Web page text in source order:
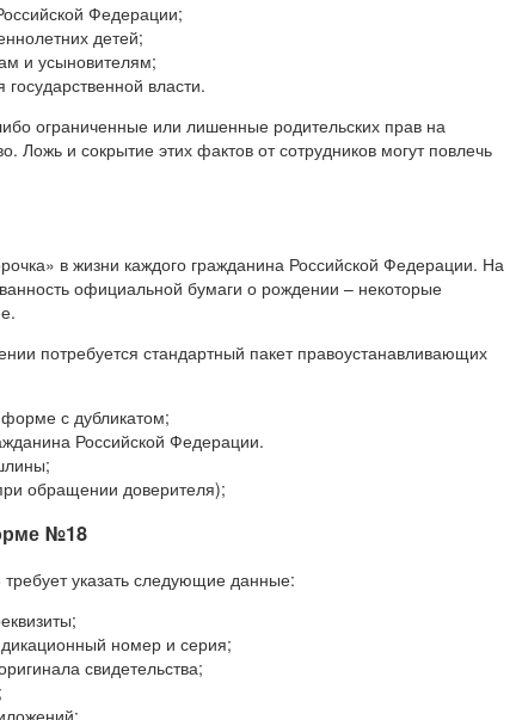
Федерации;
детей;
и усыновителям;
власти.
ограниченные или лишенные родительских прав на
Ложь и сокрытие этих фактов от сотрудников могут повлечь
в жизни каждого гражданина Российской Федерации. На
официальной бумаги о рождении – некоторые
потребуется стандартный пакет правоустанавливающих
с дубликатом;
Российской Федерации.
обращении доверителя);
№18
указать следующие данные:
номер и серия;
свидетельства;